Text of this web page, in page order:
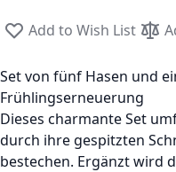
Add to Wish List
Set von fünf Hasen und
Frühlingserneuerung
Dieses charmante Set
durch ihre gespitzten
bestechen. Ergänzt wird